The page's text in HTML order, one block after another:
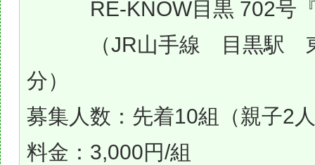
RE-KNOW目黒 702号『
（JR山手線 目黒駅 東
分）
募集人数：先着10組（親子2
料金：3,000円/組